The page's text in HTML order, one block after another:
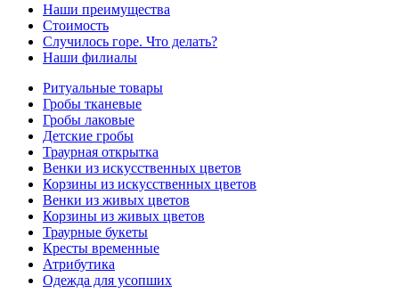
Наши преимущества
Стоимость
Случилось горе. Что делать?
Наши филиалы
Ритуальные товары
Гробы тканевые
Гробы лаковые
Детские гробы
Траурная открытка
Венки из искусственных цветов
Корзины из искусственных цветов
Венки из живых цветов
Корзины из живых цветов
Траурные букеты
Кресты временные
Атрибутика
Одежда для усопших